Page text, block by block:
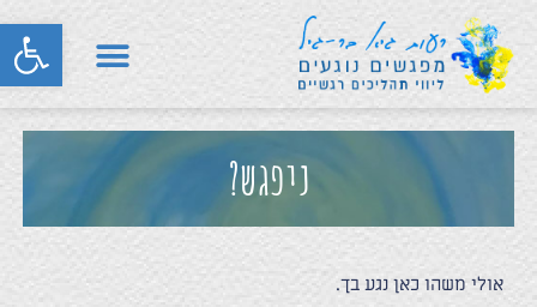
פתח
ניפגש?
אולי משהו כאן נגע בך.